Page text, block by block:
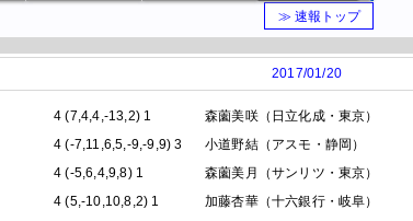
≫ 速報トップ
2017/01/20
4 (7,4,4,-13,2) 1 森薗美咲（日立化成・東京）
4 (-7,11,6,5,-9,-9,9) 3 小道野結（アスモ・静岡）
4 (-5,6,4,9,8) 1 森薗美月
（サンリツ・東京）
4 (5,-10,10,8,2) 1 加藤杏華（十六銀行・岐阜）